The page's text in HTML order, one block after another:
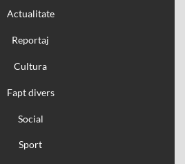
Actualitate
Reportaj
Cultura
Fapt divers
Social
Sport